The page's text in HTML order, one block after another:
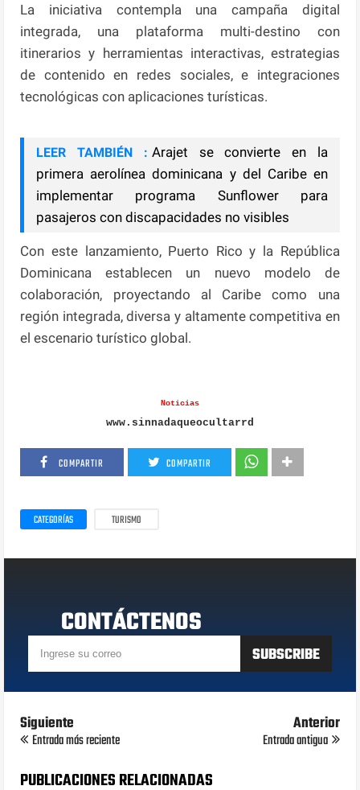
La iniciativa contempla una campaña digital
integrada, una plataforma multi-destino con
itinerarios y herramientas interactivas, estrategias
de contenido en redes sociales, e integraciones
tecnológicas con aplicaciones turísticas.
LEER TAMBIÉN : Arajet se convierte en la
primera aerolínea dominicana y del Caribe en
implementar programa Sunflower para
pasajeros con discapacidades no visibles
Con este lanzamiento, Puerto Rico y la República
Dominicana establecen un nuevo modelo de
colaboración, proyectando al Caribe como una
región integrada, diversa y altamente competitiva en
el escenario turístico global.
Noticias
www.sinnadaqueocultarrd
COMPARTIR COMPARTIR
CATEGORÍAS TURISMO
CONTÁCTENOS
Siguiente
Entrada más reciente
Anterior
Entrada antigua
PUBLICACIONES RELACIONADAS